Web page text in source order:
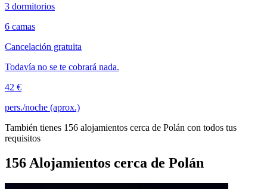
3 dormitorios
6 camas
Cancelación gratuita
Todavía no se te cobrará nada.
42 €
pers./noche (aprox.)
También tienes 156 alojamientos cerca de Polán con todos tus
requisitos
156 Alojamientos cerca de Polán